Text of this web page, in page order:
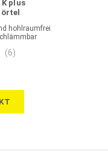
plus
hohlraumfrei
(6)